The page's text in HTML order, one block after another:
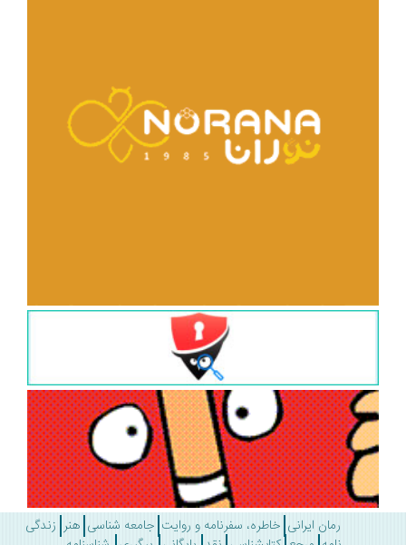
رمان ایرانی خاطره، سفرنامه و روایت جامعه شناسی هنر زندگی